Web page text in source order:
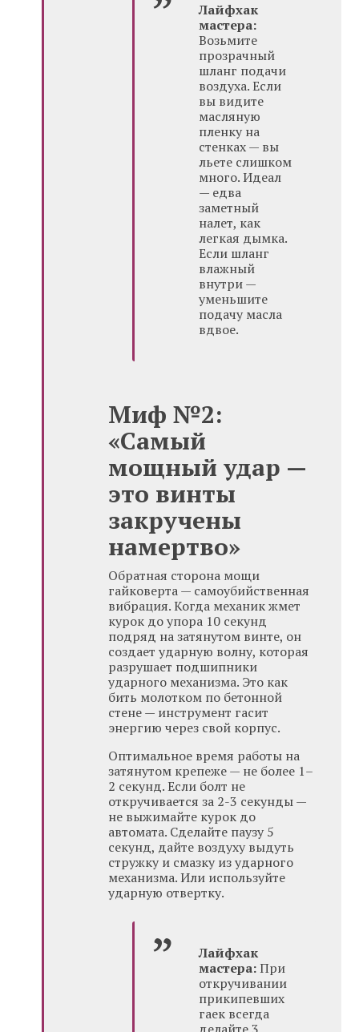
Лайфхак
мастера:
Возьмите
прозрачный
шланг подачи
воздуха. Если
вы видите
масляную
пленку на
стенках — вы
льете слишком
много. Идеал
— едва
заметный
налет, как
легкая дымка.
Если шланг
влажный
внутри —
уменьшите
подачу масла
вдвое.
Миф №2:
«Самый
мощный удар —
это винты
закручены
намертво»
Обратная сторона мощи
гайковерта — самоубийственная
вибрация. Когда механик жмет
курок до упора 10 секунд
подряд на затянутом винте, он
создает ударную волну, которая
разрушает подшипники
ударного механизма. Это как
бить молотком по бетонной
стене — инструмент гасит
энергию через свой корпус.
Оптимальное время работы на
затянутом крепеже — не более 1–
2 секунд. Если болт не
откручивается за 2-3 секунды —
не выжимайте курок до
автомата. Сделайте паузу 5
секунд, дайте воздуху выдуть
стружку и смазку из ударного
механизма. Или используйте
ударную отвертку.
Лайфхак
мастера:При
откручивании
прикипевших
гаек всегда